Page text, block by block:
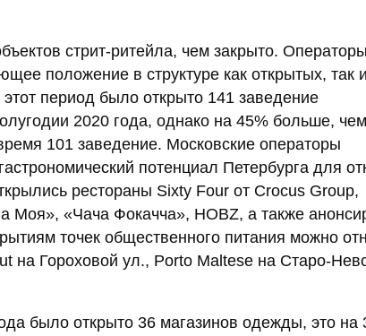
стрит-ритейла, чем закрыто. Операторы
положение в структуре как открытых, так и
период было открыто 141 заведение
2020 года, однако на 45% больше,
101 заведение. Московские операторы
потенциал Петербурга для
рестораны Sixty Four от Crocus Group,
Моя», «Чача Фокачча», HOBZ, а также
точек общественного питания можно
Гороховой ул., Porto Maltese на Старо-
было открыто 36 магазинов одежды, это на